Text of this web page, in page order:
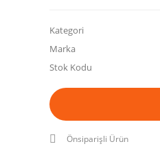
Kategori
Marka
Stok Kodu
Önsiparişli Ürün